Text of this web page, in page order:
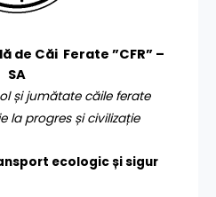
de Căi Ferate ”CFR” –
SA
și jumătate căile ferate
la progres și civilizație
ecologic și sigur